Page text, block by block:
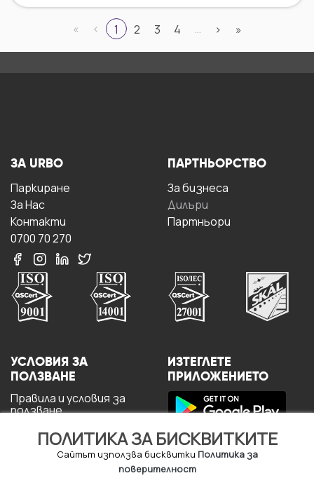
« ‹ 1 2 3 4 … › »
ПОЛИТИКА ЗА БИСКВИТКИТЕ
Сайтът използва бисквитки Политика за
поверителност
ЗА URBO
Паркиране
За Hас
Контакти
0700 70 270
ПАРТНЬОРСТВО
За бизнесa
Дилъри
Партньори
УСЛОВИЯ ЗА
ПОЛЗВАНЕ
Правила и условия за
ползване
поверителност
Политика за кукита
ИЗТЕГЛЕТЕ
ПРИЛОЖЕНИЕТО